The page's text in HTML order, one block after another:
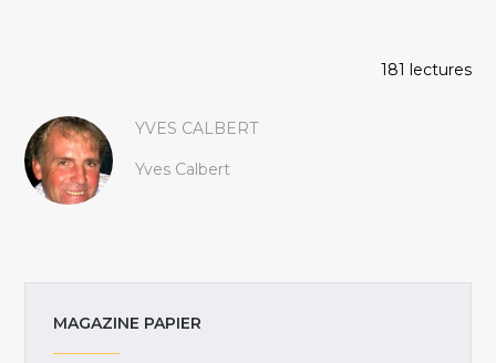
181 lectures
YVES CALBERT
Yves Calbert
MAGAZINE PAPIER